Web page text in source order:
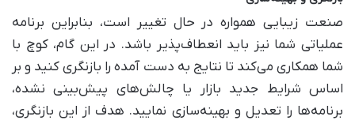
صنعت زیبایی همواره در حال تغییر است، بنابراین برنامه
عملیاتی شما نیز باید انعطاف‌پذیر باشد. در این گام، کوچ با
شما همکاری می‌کند تا نتایج به دست آمده را بازنگری کنید و بر
اساس شرایط جدید بازار یا چالش‌های پیش‌بینی نشده،
برنامه‌ها را تعدیل و بهینه‌سازی نمایید. هدف از این بازنگری،